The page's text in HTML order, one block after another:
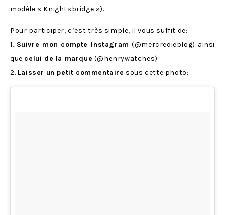
modèle « Knightsbridge »).
Pour participer, c’est très simple, il vous suffit de:
1. Suivre mon compte Instagram (@mercredieblog) ainsi
que celui de la marque (@henrywatches)
2. Laisser un petit commentaire souscette photo: